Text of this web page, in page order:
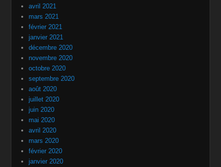
avril 2021
mars 2021
février 2021
janvier 2021
décembre 2020
novembre 2020
octobre 2020
septembre 2020
août 2020
juillet 2020
juin 2020
mai 2020
avril 2020
mars 2020
février 2020
janvier 2020